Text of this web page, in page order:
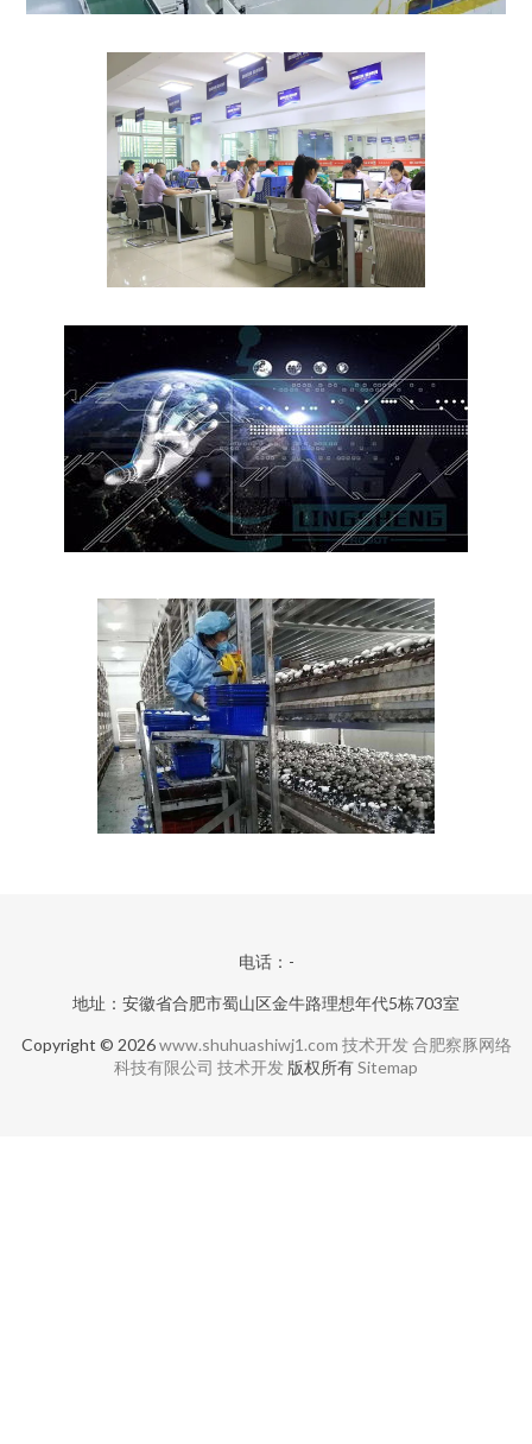
电话：-
地址：安徽省合肥市蜀山区金牛路理想年代5栋703室
Copyright © 2026www.shuhuashiwj1.com 技术开发 合肥察豚网络
科技有限公司 技术开发 版权所有Sitemap